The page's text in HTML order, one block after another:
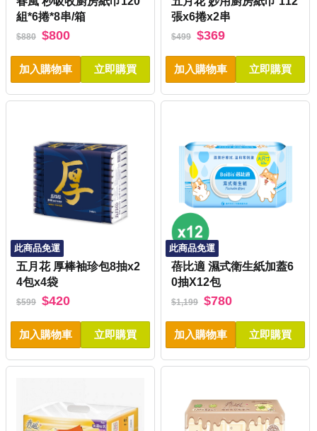
組*6捲*8串/箱
$880 $800
加入購物車 立即購買
張x6捲x2串
$499 $369
加入購物車 立即購買
此商品免運
五月花 厚棒袖珍包8抽x2
4包x4袋
$599 $420
加入購物車 立即購買
此商品免運
蓓比適 濕式衛生紙加蓋6
0抽X12包
$1,199 $780
加入購物車 立即購買